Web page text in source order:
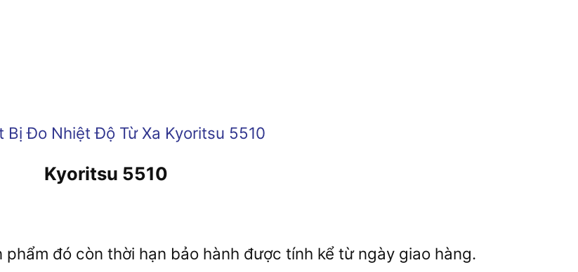
Kyoritsu 5510
đó còn thời hạn bảo hành được tính kể từ ngày giao hàng.